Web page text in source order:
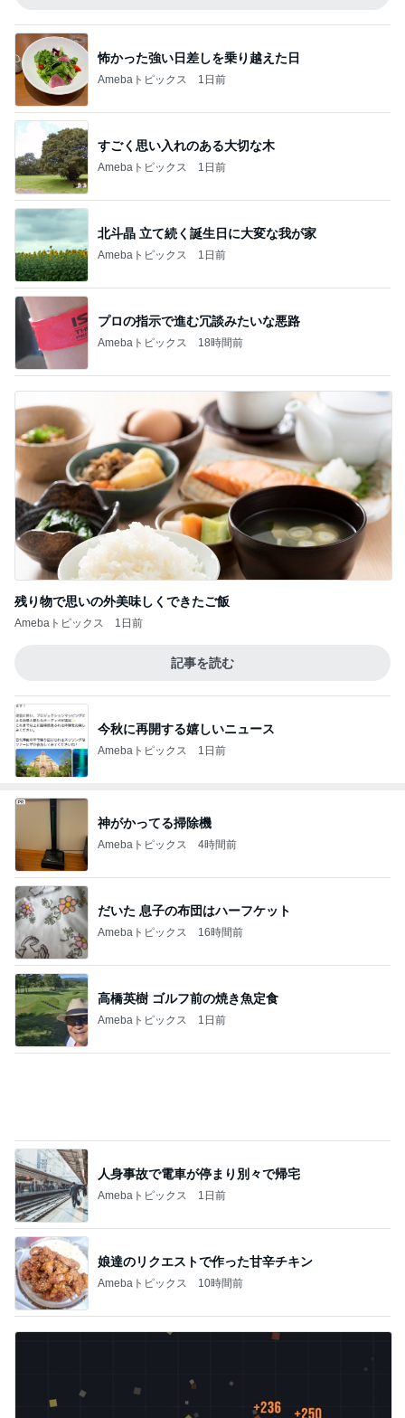
怖かった強い日差しを乗り越えた日
Amebaトピックス 1日前
すごく思い入れのある大切な木
Amebaトピックス 1日前
北斗晶 立て続く誕生日に大変な我が家
Amebaトピックス 1日前
プロの指示で進む冗談みたいな悪路
Amebaトピックス 18時間前
残り物で思いの外美味しくできたご飯
Amebaトピックス 1日前
記事を読む
今秋に再開する嬉しいニュース
Amebaトピックス 1日前
神がかってる掃除機
Amebaトピックス 4時間前
だいた 息子の布団はハーフケット
Amebaトピックス 16時間前
高橋英樹 ゴルフ前の焼き魚定食
Amebaトピックス 1日前
娘達のリクエストで作った甘辛チキン
Amebaトピックス 10時間前